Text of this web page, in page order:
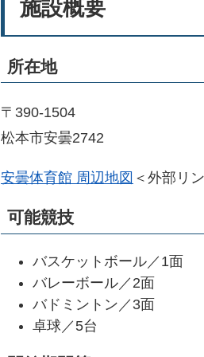
施設概要
所在地
〒390-1504
松本市安曇2742
安曇体育館 周辺地図 ＜外部リ
可能競技
バスケットボール／1面
バレーボール／2面
バドミントン／3面
卓球／5台